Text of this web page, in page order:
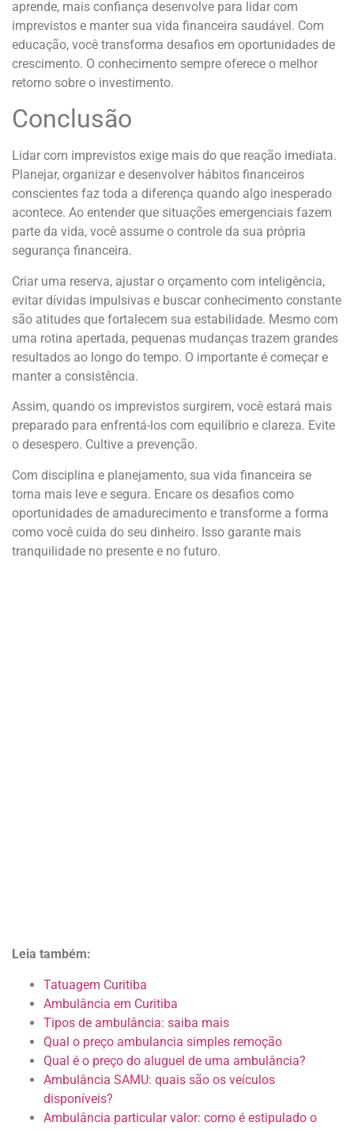
aprende, mais confiança desenvolve para lidar com
imprevistos e manter sua vida financeira saudável. Com
educação, você transforma desafios em oportunidades de
crescimento. O conhecimento sempre oferece o melhor
retorno sobre o investimento.
Conclusão
Lidar com imprevistos exige mais do que reação imediata.
Planejar, organizar e desenvolver hábitos financeiros
conscientes faz toda a diferença quando algo inesperado
acontece. Ao entender que situações emergenciais fazem
parte da vida, você assume o controle da sua própria
segurança financeira.
Criar uma reserva, ajustar o orçamento com inteligência,
evitar dívidas impulsivas e buscar conhecimento constante
são atitudes que fortalecem sua estabilidade. Mesmo com
uma rotina apertada, pequenas mudanças trazem grandes
resultados ao longo do tempo. O importante é começar e
manter a consistência.
Assim, quando os imprevistos surgirem, você estará mais
preparado para enfrentá-los com equilíbrio e clareza. Evite
o desespero. Cultive a prevenção.
Com disciplina e planejamento, sua vida financeira se
torna mais leve e segura. Encare os desafios como
oportunidades de amadurecimento e transforme a forma
como você cuida do seu dinheiro. Isso garante mais
tranquilidade no presente e no futuro.
Leia também:
Tatuagem Curitiba
Ambulância em Curitiba
Tipos de ambulância: saiba mais
Qual o preço ambulancia simples remoção
Qual é o preço do aluguel de uma ambulância?
Ambulância SAMU: quais são os veículos
disponíveis?
Ambulância particular valor: como é estipulado o